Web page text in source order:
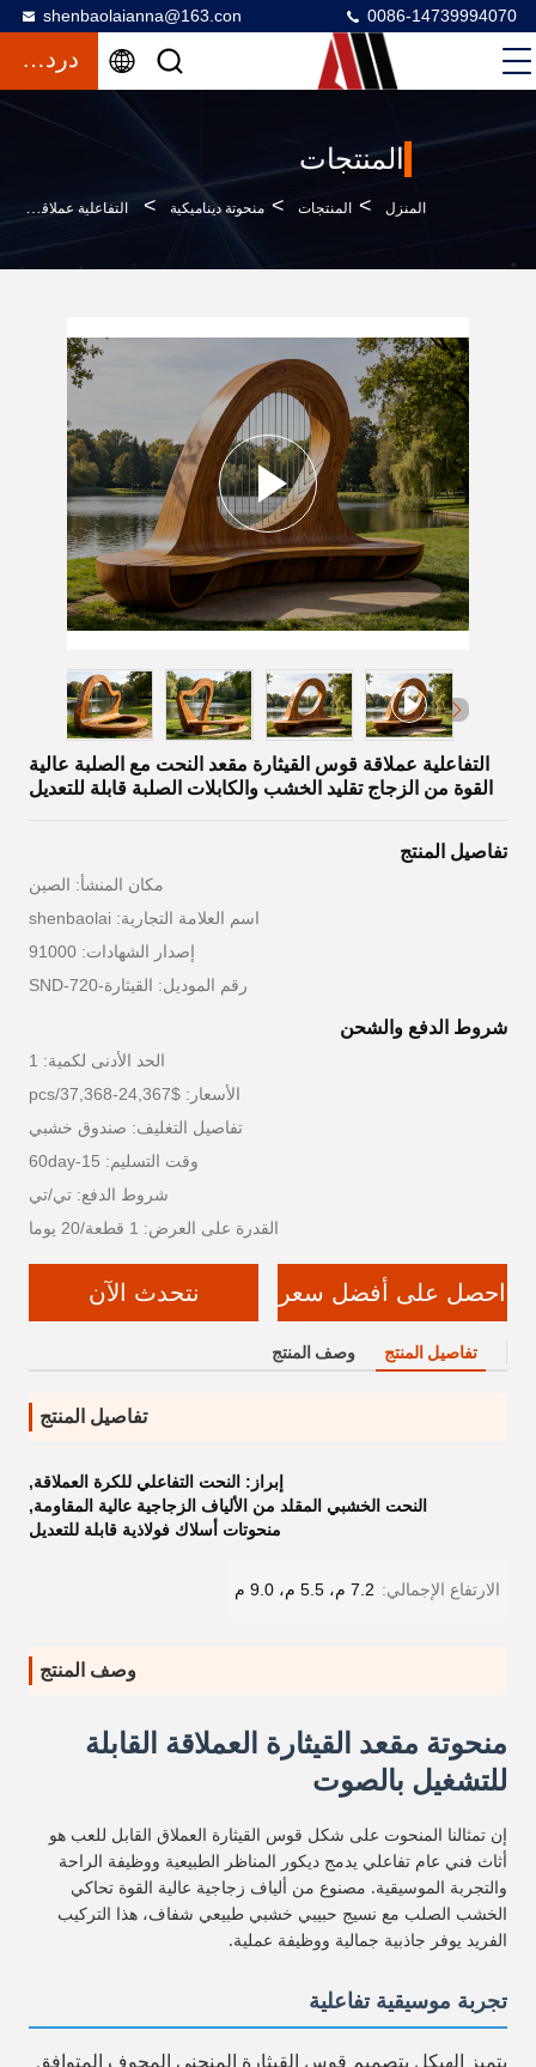
shenbaolaianna@163.con 0086-14739994070
دردشة
المنتجات
المنزل > المنتجات > منحوتة ديناميكية > التفاعلية عملاقة قوس القيثارة مقعد النحت مع الصلبة عالية القوة من الزجاج تقليد الخشب والكابلات الصلبة قابلة للتعديل
التفاعلية عملاقة قوس القيثارة مقعد النحت مع الصلبة عالية
القوة من الزجاج تقليد الخشب والكابلات الصلبة قابلة للتعديل
تفاصيل المنتج
مكان المنشأ: الصين
اسم العلامة التجارية: shenbaolai
إصدار الشهادات: 91000
رقم الموديل: القيثارة-SND-720
شروط الدفع والشحن
الحد الأدنى لكمية: 1
الأسعار: $24,367-37,368/pcs
تفاصيل التغليف: صندوق خشبي
وقت التسليم: 15-60day
شروط الدفع: تي/تي
القدرة على العرض: 1 قطعة/20 يوما
احصل على أفضل سعر نتحدث الآن
تفاصيل المنتج وصف المنتج
تفاصيل المنتج
إبراز: النحت التفاعلي للكرة العملاقة,
النحت الخشبي المقلد من الألياف الزجاجية عالية المقاومة,
منحوتات أسلاك فولاذية قابلة للتعديل
الارتفاع الإجمالي: 7.2 م، 5.5 م، 9.0 م
وصف المنتج
منحوتة مقعد القيثارة العملاقة القابلة
للتشغيل بالصوت
إن تمثالنا المنحوت على شكل قوس القيثارة العملاق القابل للعب هو
أثاث فني عام تفاعلي يدمج ديكور المناظر الطبيعية ووظيفة الراحة
والتجربة الموسيقية. مصنوع من ألياف زجاجية عالية القوة تحاكي
الخشب الصلب مع نسيج حبيبي خشبي طبيعي شفاف، هذا التركيب
الفريد يوفر جاذبية جمالية ووظيفة عملية.
تجربة موسيقية تفاعلية
يتميز الهيكل بتصميم قوس القيثارة المنحني المجوف المتوافق